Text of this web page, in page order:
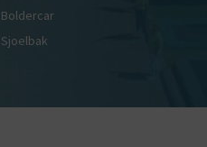
Boldercar
Sjoelbak